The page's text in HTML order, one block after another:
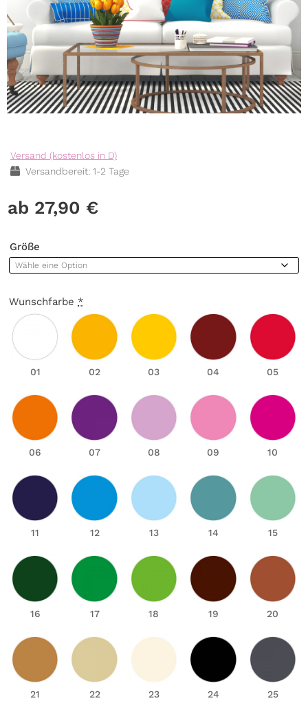
Versand (kostenlos in D)
Versandbereit: 1-2 Tage
27,90 €
Größe
Wunschfarbe *
01 02 03 04 05
06 07 08 09 10
11 12 13 14 15
16 17 18 19 20
21 22 23 24 25